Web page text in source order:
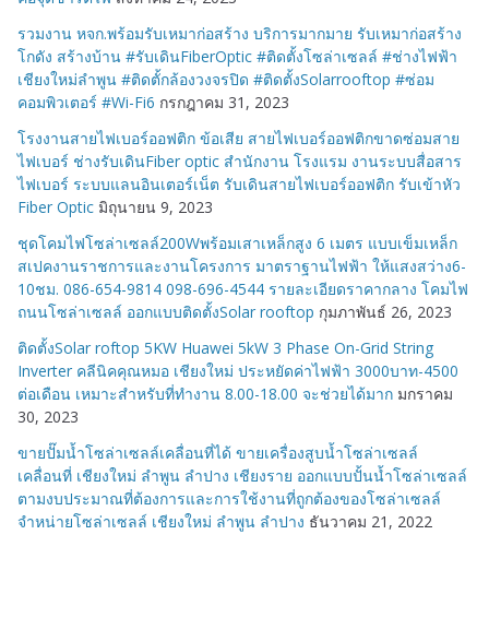
รวมงาน หจก.พร้อมรับเหมาก่อสร้าง บริการมากมาย รับเหมาก่อสร้าง
โกดัง สร้างบ้าน #รับเดินFiberOptic #ติดตั้งโซล่าเซลล์ #ช่างไฟฟ้า
เชียงใหม่ลำพูน #ติดตั้กล้องวงจรปิด #ติดตั้งSolarrooftop #ซ่อม
คอมพิวเตอร์ #Wi-Fi6 กรกฎาคม 31, 2023
โรงงานสายไฟเบอร์ออฟติก ข้อเสีย สายไฟเบอร์ออฟติกขาดซ่อมสาย
ไฟเบอร์ ช่างรับเดินFiber optic สำนักงาน โรงแรม งานระบบสื่อสาร
ไฟเบอร์ ระบบแลนอินเตอร์เน็ต รับเดินสายไฟเบอร์ออฟติก รับเข้าหัว
Fiber Optic มิถุนายน 9, 2023
ชุดโคมไฟโซล่าเซลล์200Wพร้อมเสาเหล็กสูง 6 เมตร แบบเข็มเหล็ก
สเปคงานราชการและงานโครงการ มาตราฐานไฟฟ้า ให้แสงสว่าง6-
10ชม. 086-654-9814 098-696-4544 รายละเอียดราคากลาง โคมไฟ
ถนนโซล่าเซลล์ ออกแบบติดตั้งSolar rooftop กุมภาพันธ์ 26, 2023
ติดตั้งSolar roftop 5KW Huawei 5kW 3 Phase On-Grid String
Inverter คลีนิคคุณหมอ เชียงใหม่ ประหยัดค่าไฟฟ้า 3000บาท-4500
ต่อเดือน เหมาะสำหรับที่ทำงาน 8.00-18.00 จะช่วยได้มาก มกราคม
30, 2023
ขายปั๊มน้ำโซล่าเซลล์เคลื่อนที่ได้ ขายเครื่องสูบน้ำโซล่าเซลล์
เคลื่อนที่ เชียงใหม่ ลำพูน ลำปาง เชียงราย ออกแบบปั้นน้ำโซล่าเซลล์
ตามงบประมาณที่ต้องการและการใช้งานที่ถูกต้องของโซล่าเซลล์
จำหน่ายโซล่าเซลล์ เชียงใหม่ ลำพูน ลำปาง ธันวาคม 21, 2022